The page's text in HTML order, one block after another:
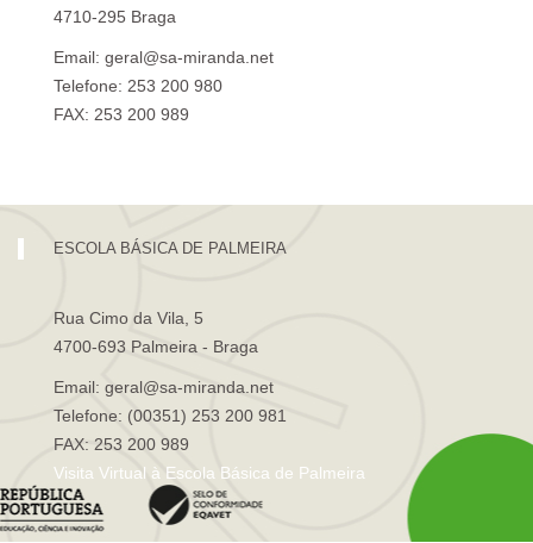
4710-295 Braga
Email: geral@sa-miranda.net
Telefone: 253 200 980
FAX: 253 200 989
ESCOLA BÁSICA DE PALMEIRA
Rua Cimo da Vila, 5
4700-693 Palmeira - Braga
Email: geral@sa-miranda.net
Telefone: (00351) 253 200 981
FAX: 253 200 989
Visita Virtual à Escola Básica de Palmeira